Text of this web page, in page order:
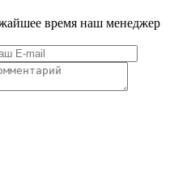
время наш менеджер